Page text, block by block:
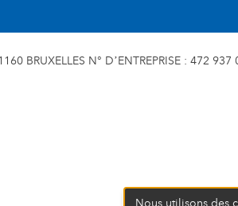
BRUXELLES N° D’ENTREPRISE : 472 937
Nous utilisons des